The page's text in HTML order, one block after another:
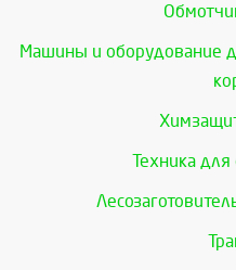
Машины и оборудование
Техника